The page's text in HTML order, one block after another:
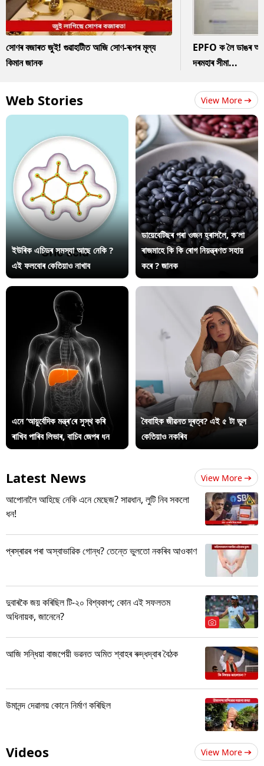
সোণৰ বজাৰত জুই! গুৱাহাটীত আজি সোণ-ৰূপৰ মূল্য
কিমান জানক
EPFO ক লৈ ডাঙৰ
দৰমহাৰ সীমা...
Web Stories View More
ইউৰিক এচিডৰ সমস্যা আছে নেকি ?
এই ফলবোৰ কেতিয়াও নাখাব
ডায়েবেটিছৰ পৰা ওজন হ্ৰাসলৈ, ক’লা
ৰাজমাহে কি কি ৰোগ নিয়ন্ত্ৰণত সহায়
কৰে ? জানক
এনে ‘আয়ুৰ্বেদিক মন্ত্ৰ’ৰে সুস্থ কৰি
ৰাখিব পাৰিব লিভাৰ, বাচিব জেপৰ ধন
বৈবাহিক জীৱনত দূৰত্ব? এই ৫ টা ভুল
কেতিয়াও নকৰিব
Latest News View More
আপোনালৈ আহিছে নেকি এনে মেছেজ? সাৱধান, লুটি নিব সকলো
ধন!
প্ৰস্ৰাৱৰ পৰা অস্বাভাৱিক গোন্ধ? তেন্তে ভুলতো নকৰিব আওকাণ
দুবাৰকৈ জয় কৰিছিল টি-২০ বিশ্বকাপ; কোন এই সফলতম
অধিনায়ক, জানেনে?
আজি সন্ধিয়া বাজপেয়ী ভৱনত অমিত শ্বাহৰ ৰুদ্ধদ্বাৰ বৈঠক
উমানন্দ দেৱালয় কোনে নিৰ্মাণ কৰিছিল
Videos View More